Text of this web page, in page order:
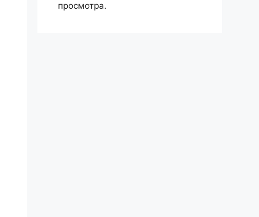
просмотра.